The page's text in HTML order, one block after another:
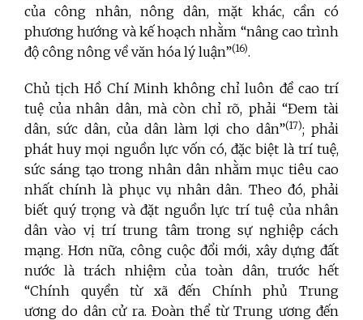
của công nhân, nông dân, mặt khác, cần có
phương hướng và kế hoạch nhằm “nâng cao trình
độ công nông về văn hóa lý luận”(16).
Chủ tịch Hồ Chí Minh không chỉ luôn đề cao trí
tuệ của nhân dân, mà còn chỉ rõ, phải “Đem tài
dân, sức dân, của dân làm lợi cho dân”(17); phải
phát huy mọi nguồn lực vốn có, đặc biệt là trí tuệ,
sức sáng tạo trong nhân dân nhằm mục tiêu cao
nhất chính là phục vụ nhân dân. Theo đó, phải
biết quý trọng và đặt nguồn lực trí tuệ của nhân
dân vào vị trí trung tâm trong sự nghiệp cách
mạng. Hơn nữa, công cuộc đổi mới, xây dựng đất
nước là trách nhiệm của toàn dân, trước hết
“Chính quyền từ xã đến Chính phủ Trung
ương do dân cử ra. Đoàn thể từ Trung ương đến